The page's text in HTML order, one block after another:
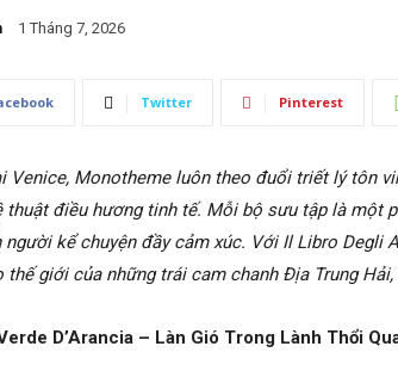
1 Tháng 7, 2026
Twitter Pinterest
Venice, Monotheme luôn theo đuổi triết lý tôn
thuật điều hương tinh tế. Mỗi bộ sưu tập là một
người kể chuyện đầy cảm xúc. Với Il Libro Degli
thế giới của những trái cam chanh Địa Trung
D’Arancia – Làn Gió Trong Lành Thổi